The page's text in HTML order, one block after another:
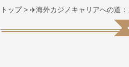
トップ> ✈️海外カジノキャリアへの道